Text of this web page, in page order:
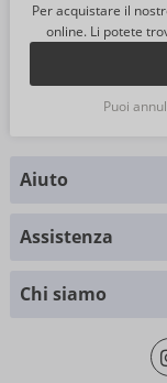
Per acquistare il
online. Li potete
Puoi
Aiuto
Assistenza
Chi siamo